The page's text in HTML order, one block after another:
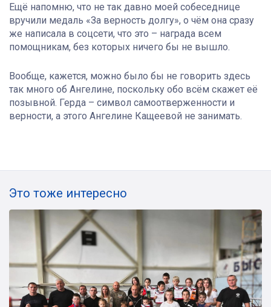
Ещё напомню, что не так давно моей собеседнице
вручили медаль «За верность долгу», о чём она сразу
же написала в соцсети, что это – награда всем
помощникам, без которых ничего бы не вышло.
Вообще, кажется, можно было бы не говорить здесь
так много об Ангелине, поскольку обо всём скажет её
позывной. Герда – символ самоотверженности и
верности, а этого Ангелине Кащеевой не занимать.
Это тоже интересно